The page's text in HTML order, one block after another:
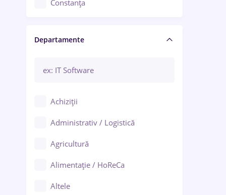
Constanța
Brașov
Bacău
Galați (Galați)
Ploiești
Departamente
Achiziții
Administrativ / Logistică
Agricultură
Alimentație / HoReCa
Altele